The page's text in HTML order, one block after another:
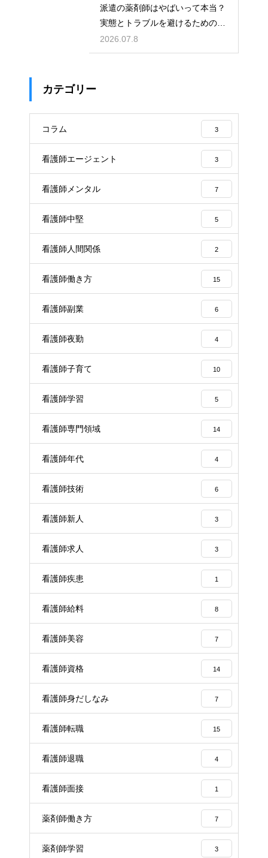
派遣の薬剤師はやばいって本当？
実態とトラブルを避けるための働
き方を解説
2026.07.8
カテゴリー
コラム 3
看護師エージェント 3
看護師メンタル 7
看護師中堅 5
看護師人間関係 2
看護師働き方 15
看護師副業 6
看護師夜勤 4
看護師子育て 10
看護師学習 5
看護師専門領域 14
看護師年代 4
看護師技術 6
看護師新人 3
看護師求人 3
看護師疾患 1
看護師給料 8
看護師美容 7
看護師資格 14
看護師身だしなみ 7
看護師転職 15
看護師退職 4
看護師面接 1
薬剤師働き方 7
薬剤師学習 3